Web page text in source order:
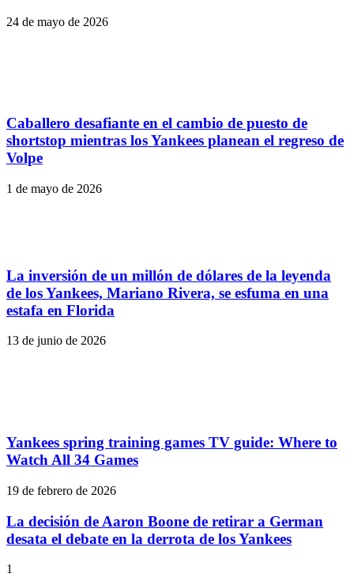
24 de mayo de 2026
Caballero desafiante en el cambio de puesto de
shortstop mientras los Yankees planean el regreso de
Volpe
1 de mayo de 2026
La inversión de un millón de dólares de la leyenda
de los Yankees, Mariano Rivera, se esfuma en una
estafa en Florida
13 de junio de 2026
Yankees spring training games TV guide: Where to
Watch All 34 Games
19 de febrero de 2026
La decisión de Aaron Boone de retirar a German
desata el debate en la derrota de los Yankees
1